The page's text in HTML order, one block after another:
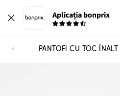
Aplicația bonprix
PANTOFI CU TOC